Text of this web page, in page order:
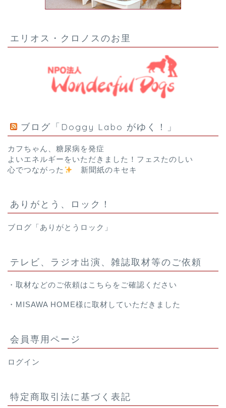
エリオス・クロノスのお里
ブログ「Doggy Labo がゆく！」
カフちゃん、糖尿病を発症
よいエネルギーをいただきました！フェスたのしい
心でつながった
新聞紙のキセキ
ありがとう、ロック！
ブログ「ありがとうロック」
テレビ、ラジオ出演、雑誌取材等のご依頼
・取材などのご依頼は こちら をご確認ください
・ MISAWA HOME様に取材していただきました
会員専用ページ
ログイン
特定商取引法に基づく表記